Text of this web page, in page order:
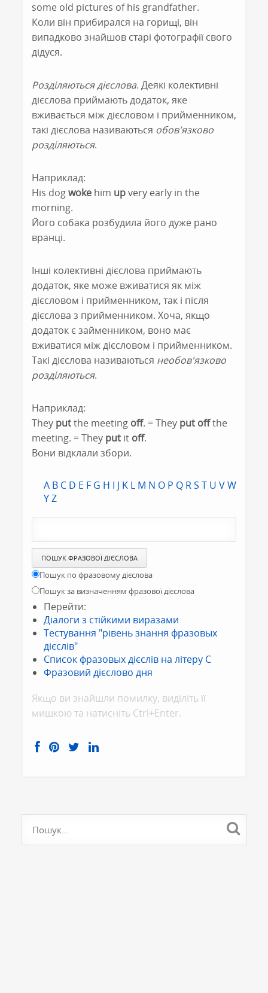
some old pictures of his grandfather.
Коли він прибирался на горищі, він
випадково знайшов старі фотографії свого
дідуся.
Розділяються дієслова. Деякі колективні
дієслова приймають додаток, яке
вживається між дієсловом і прийменником,
такі дієслова називаються обов'язково
розділяються.
Наприклад:
His dogwoke him upvery early in the
morning.
Його собака розбудила його дуже рано
вранці.
Інші колективні дієслова приймають
додаток, яке може вживатися як між
дієсловом і прийменником, так і після
дієслова з прийменником. Хоча, якщо
додаток є займенником, воно має
вживатися між дієсловом і прийменником.
Такі дієслова називаються необов'язково
розділяються.
Наприклад:
They putthe meeting off. = They put offthe
meeting. = They put it off.
Вони відклали збори.
A B C D E F G H I J K L M N O P Q RS T U VW
YZ
Пошук по фразовому дієслова
Пошук за визначенням фразової дієслова
Перейти:
Діалоги з стійкими виразами
Тестування "рівень знання фразовых
дієслів"
Список фразовых дієслів на літеру C
Фразовий дієслово дня
Якщо ви знайшли помилку, видiлiть її
мишкою та натисніть Ctrl+Enter.